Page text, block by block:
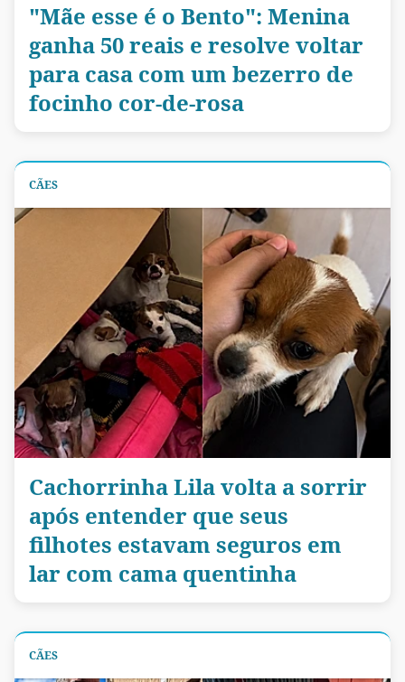
"Mãe esse é o Bento": Menina
ganha 50 reais e resolve voltar
para casa com um bezerro de
focinho cor-de-rosa
CÃES
Cachorrinha Lila volta a sorrir
após entender que seus
filhotes estavam seguros em
lar com cama quentinha
CÃES